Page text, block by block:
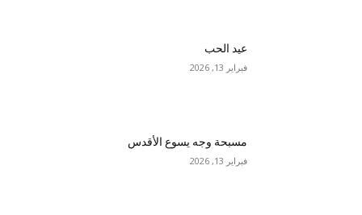
عيد الحب
فبراير 13, 2026
مسبحة وجه يسوع الأقدس
فبراير 13, 2026